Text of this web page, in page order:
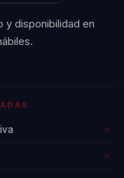
y disponibilidad en
→
→